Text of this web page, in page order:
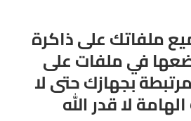
ملفاتك على ذاكرة
في ملفات على
مرتبطة بجهازك حتى لا
لا قدر الله